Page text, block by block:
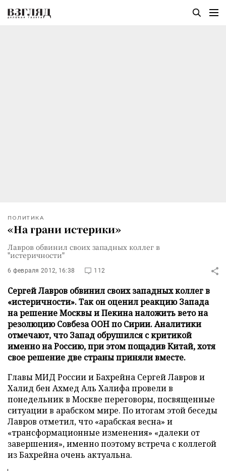
ПОЛИТИКА
«На грани истерики»
Лавров обвинил своих западных коллег в
"истеричности"
6 февраля 2012, 16:38 112
Сергей Лавров обвинил своих западных коллег в
«истеричности». Так он оценил реакцию Запада
на решение Москвы и Пекина наложить вето на
резолюцию Совбеза ООН по Сирии. Аналитики
отмечают, что Запад обрушился с критикой
именно на Россию, при этом пощадив Китай, хотя
свое решение две страны приняли вместе.
Главы МИД России и Бахрейна Сергей Лавров и
Халид бен Ахмед Аль Халифа провели в
понедельник в Москве переговоры, посвященные
ситуации в арабском мире. По итогам этой беседы
Лавров отметил, что «арабская весна» и
«трансформационные изменения» «далеки от
завершения», именно поэтому встреча с коллегой
из Бахрейна очень актуальна.